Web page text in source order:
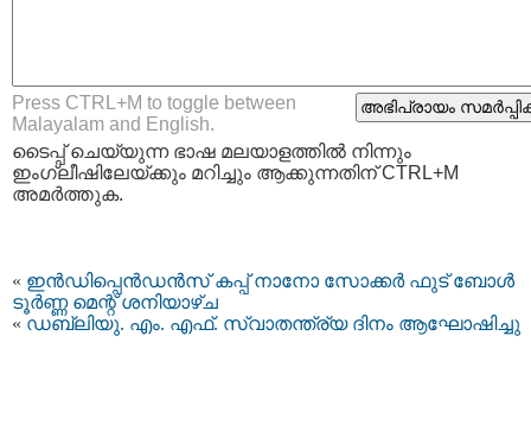
Press CTRL+M to toggle between
Malayalam and English.
ടൈപ്പ്‌ ചെയ്യുന്ന ഭാഷ മലയാളത്തില്‍ നിന്നും
ഇംഗ്ലീഷിലേയ്ക്കും മറിച്ചും ആക്കുന്നതിന് CTRL+M
അമര്‍ത്തുക.
« ഇൻഡിപ്പെൻഡൻസ് കപ്പ് നാനോ സോക്കർ ഫുട് ബോൾ
ടൂർണ്ണ മെന്റ് ശനിയാഴ്ച
« ഡബ്ലിയു. എം. എഫ്. സ്വാതന്ത്ര്യ ദിനം ആഘോഷിച്ചു